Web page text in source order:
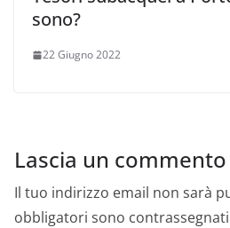
sono?
22 Giugno 2022
Lascia un commento
Il tuo indirizzo email non sarà
obbligatori sono contrassegnati